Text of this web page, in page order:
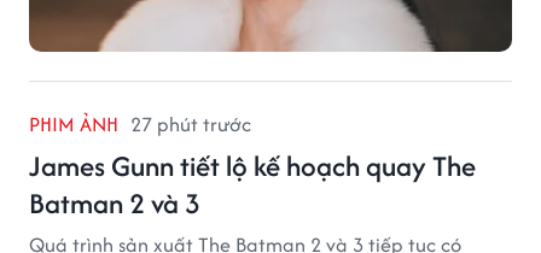
PHIM ẢNH 27 phút trước
James Gunn tiết lộ kế hoạch quay The
Batman 2 và 3
Quá trình sản xuất The Batman 2 và 3 tiếp tục có